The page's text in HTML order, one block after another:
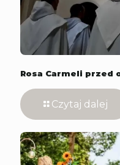
Rosa Carmeli przed
Czytaj dalej